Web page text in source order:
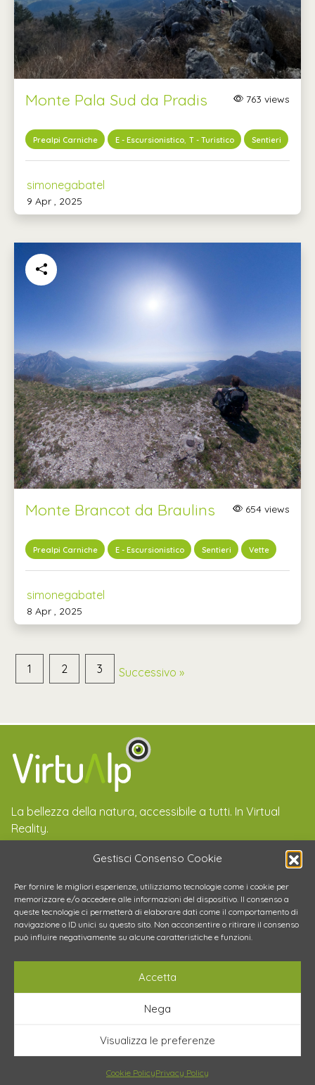
Gestisci Consenso Cookie
Per fornire le migliori esperienze, utilizziamo tecnologie come i cookie per
memorizzare e/o accedere alle informazioni del dispositivo. Il consenso a
queste tecnologie ci permetterà di elaborare dati come il comportamento di
navigazione o ID unici su questo sito. Non acconsentire o ritirare il consenso
può influire negativamente su alcune caratteristiche e funzioni.
Accetta
Nega
Visualizza le preferenze
Cookie PolicyPrivacy Policy
Monte Pala Sud da Pradis 763 views
Prealpi Carniche E - Escursionistico, T - Turistico Sentieri
simonegabatel
9 Apr , 2025
Monte Brancot da Braulins 654 views
Prealpi Carniche E - Escursionistico Sentieri Vette
simonegabatel
8 Apr , 2025
1 2 3 Successivo »
La bellezza della natura, accessibile a tutti. In Virtual
Reality.
Iscrivedomi alla Newsletter accetto i termini e le
© Copyright 2025 di VirtuAlp srls
Cookie policy-Credits